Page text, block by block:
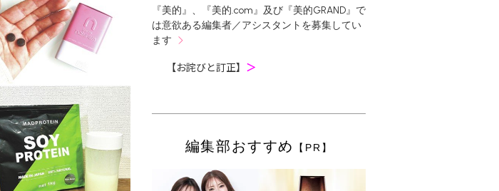
『美的』、『美的.com』及び『美的GRAND』で
は意欲ある編集者／アシスタントを募集してい
ます
【お詫びと訂正】 ＞
編集部おすすめ 【PR】